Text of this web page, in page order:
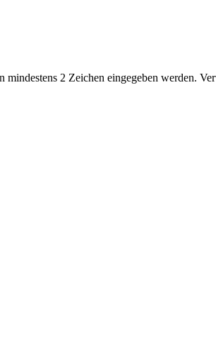
mindestens 2 Zeichen eingegeben werden.